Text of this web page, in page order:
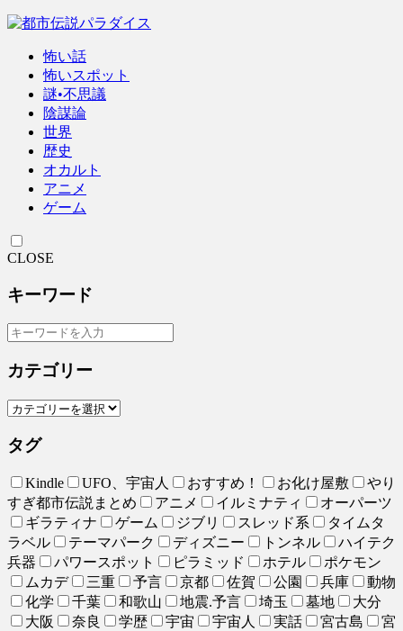
怖い話
怖いスポット
謎•不思議
陰謀論
世界
歴史
オカルト
アニメ
ゲーム
CLOSE
キーワード
カテゴリー
タグ
Kindle UFO、宇宙人 おすすめ！ お化け屋敷
やり
すぎ都市伝説まとめ
アニメ イルミナティ
オーパーツ
ギラティナ
ゲーム ジブリ スレッド系
タイムタ
ラベル
テーマパーク ディズニー トンネル
ハイテク
兵器
パワースポット ピラミッド ホテル
ポケモン
ムカデ
三重 予言 京都 佐賀 公園 兵庫
動物
化学
千葉 和歌山 地震.予言 埼玉 墓地
大分
大阪
奈良 学歴 宇宙 宇宙人 実話 宮古島
宮